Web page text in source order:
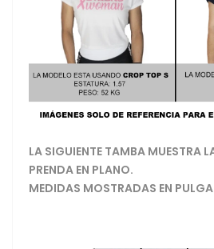
LA SIGUIENTE TAMBA MUESTRA
PRENDA EN PLANO.
MEDIDAS MOSTRADAS EN